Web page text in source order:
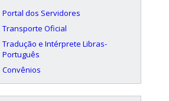
Portal dos Servidores
Transporte Oficial
Tradução e Intérprete Libras-
Português
Convênios